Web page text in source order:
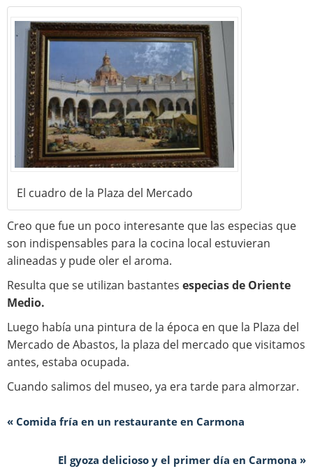
El cuadro de la Plaza del Mercado
Creo que fue un poco interesante que las especias que
son indispensables para la cocina local estuvieran
alineadas y pude oler el aroma.
Resulta que se utilizan bastantes especias de Oriente
Medio.
Luego había una pintura de la época en que la Plaza del
Mercado de Abastos, la plaza del mercado que visitamos
antes, estaba ocupada.
Cuando salimos del museo, ya era tarde para almorzar.
« Comida fría en un restaurante en Carmona
El gyoza delicioso y el primer día en Carmona »